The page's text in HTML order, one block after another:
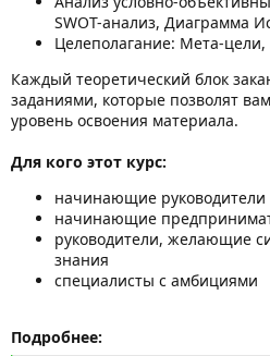
SWOT-анализ, Диаграмма
Целеполагание: Мета-цели,
Каждый теоретический блок
заданиями, которые позволят
уровень освоения материала.
Для кого этот курс:
начинающие руководители
начинающие
руководители, желающие
знания
специалисты с амбициями
Подробнее: